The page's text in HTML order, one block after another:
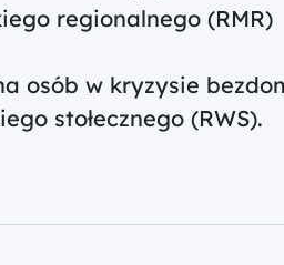
regionalnego (RMR)
osób w kryzysie
stołecznego (RWS).